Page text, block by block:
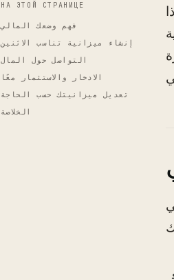
НА ЭТОЙ СТРАНИЦЕ
فهم وضعك المالي
إنشاء ميزانية تناسب الاثنين
التواصل حول المال
الادخار والاستثمار معًا
تعديل ميزانيتك حسب الحاجة
الخلاصة